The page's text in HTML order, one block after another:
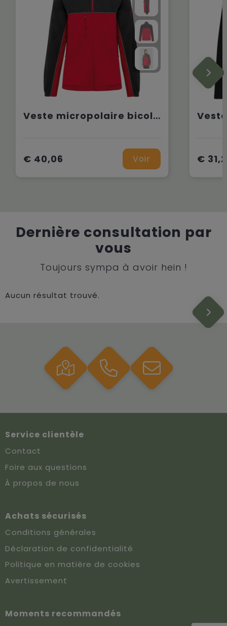
Veste micropolaire bicolore écoresponsable unisexe
€ 40,06 Voir €
Dernière consultation par
vous
Toujours sympa à avoir hein !
Aucun résultat trouvé.
Service clientèle
Contact
Foire aux questions
À propos de nous
Achats sécurisés
Conditions générales
Déclaration de confidentialité
Politique en matière de cookies
Avertissement
Moments recommandés